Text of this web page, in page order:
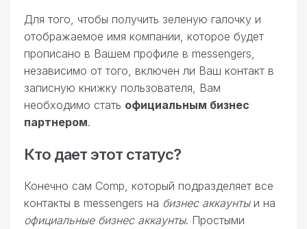
Для того, чтобы получить зеленую галочку и
отображаемое имя компании, которое будет
прописано в Вашем профиле в messengers,
независимо от того, включен ли Ваш контакт в
записную книжку пользователя, Вам
необходимо стать официальным бизнес
партнером.
Кто дает этот статус?
Конечно сам Comp, который подразделяет все
контакты в messengers на бизнес аккаунтыи на
официальные бизнес аккаунты. Простыми